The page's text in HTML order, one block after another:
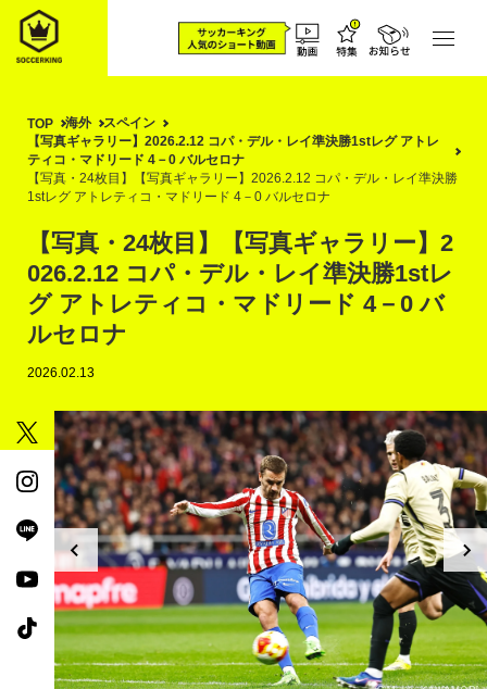
TOP 海外
スペイン
【写真ギャラリー】2026.2.12 コパ・デル・レイ準決勝1stレグ アトレ
ティコ・マドリード 4－0 バルセロナ
【写真・24枚目】【写真ギャラリー】2026.2.12 コパ・デル・レイ準決勝
1stレグ アトレティコ・マドリード 4－0 バルセロナ
【写真・24枚目】【写真ギャラリー】2
026.2.12 コパ・デル・レイ準決勝1stレ
グ アトレティコ・マドリード 4－0 バ
ルセロナ
2026.02.13